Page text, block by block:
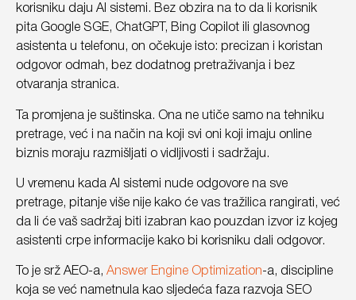
korisniku daju AI sistemi. Bez obzira na to da li korisnik
pita Google SGE, ChatGPT, Bing Copilot ili glasovnog
asistenta u telefonu, on očekuje isto: precizan i koristan
odgovor odmah, bez dodatnog pretraživanja i bez
otvaranja stranica.
Ta promjena je suštinska. Ona ne utiče samo na tehniku
pretrage, već i na način na koji svi oni koji imaju online
biznis moraju razmišljati o vidljivosti i sadržaju.
U vremenu kada AI sistemi nude odgovore na sve
pretrage, pitanje više nije kako će vas tražilica rangirati, već
da li će vaš sadržaj biti izabran kao pouzdan izvor iz kojeg
asistenti crpe informacije kako bi korisniku dali odgovor.
To je srž AEO-a, Answer Engine Optimization-a, discipline
koja se već nametnula kao sljedeća faza razvoja SEO